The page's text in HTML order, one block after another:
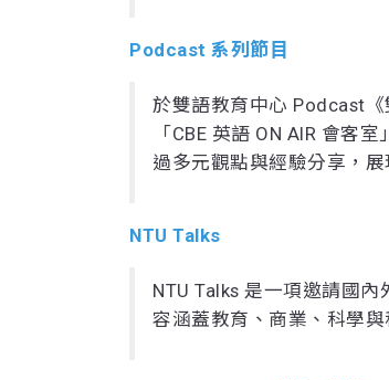
Podcast 系列節目
於雙語教育中心 Podcast
「CBE 英語 ON AIR 會客
過多元觀點與經驗分享，
NTU Talks
NTU Talks 是一項邀請國
容涵蓋教育、商業、科學與